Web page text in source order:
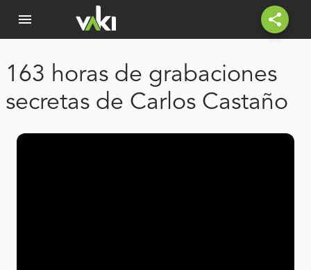
menu share
163 horas de grabaciones
secretas de Carlos Castaño